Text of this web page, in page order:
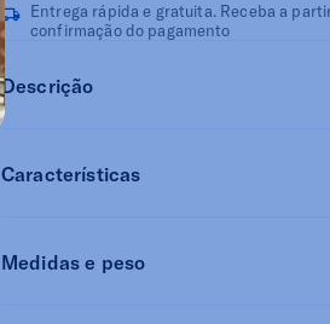
Entrega rápida e gratuita. Receba a
confirmação do pagamento
Descrição
Características
Medidas e peso